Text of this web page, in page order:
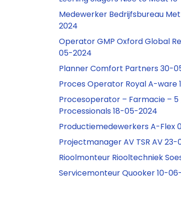
Medewerker Bedrijfsbureau
2024
Operator GMP Oxford Global
05-2024
Planner Comfort Partners 30-
Proces Operator Royal A-ware
Procesoperator – Farmacie –
Processionals 18-05-2024
Productiemedewerkers A-Flex
Projectmanager AV TSR AV
Rioolmonteur Riooltechniek
Servicemonteur Quooker 10-